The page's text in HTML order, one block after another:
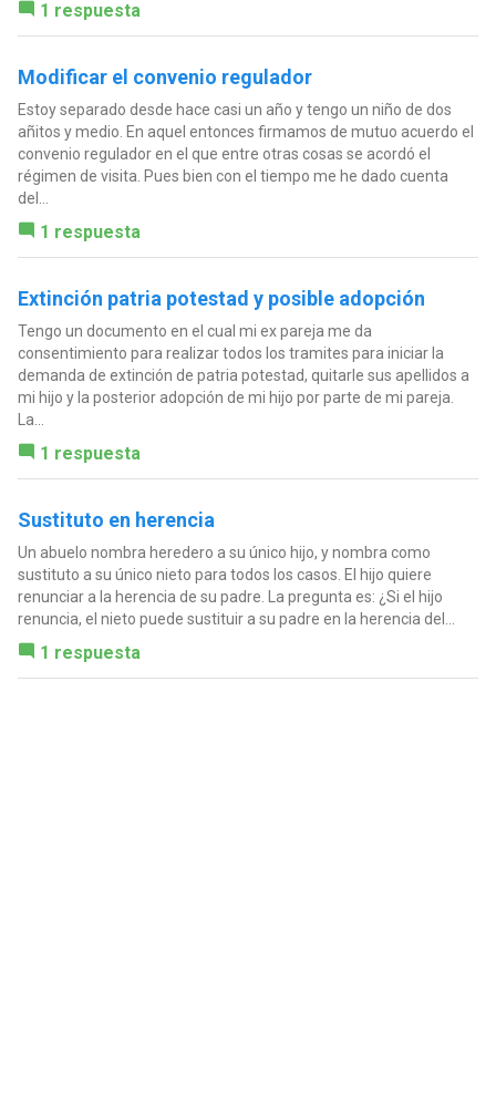
1 respuesta
Modificar el convenio regulador
Estoy separado desde hace casi un año y tengo un niño de dos
añitos y medio. En aquel entonces firmamos de mutuo acuerdo el
convenio regulador en el que entre otras cosas se acordó el
régimen de visita. Pues bien con el tiempo me he dado cuenta
del...
1 respuesta
Extinción patria potestad y posible adopción
Tengo un documento en el cual mi ex pareja me da
consentimiento para realizar todos los tramites para iniciar la
demanda de extinción de patria potestad, quitarle sus apellidos a
mi hijo y la posterior adopción de mi hijo por parte de mi pareja.
La...
1 respuesta
Sustituto en herencia
Un abuelo nombra heredero a su único hijo, y nombra como
sustituto a su único nieto para todos los casos. El hijo quiere
renunciar a la herencia de su padre. La pregunta es: ¿Si el hijo
renuncia, el nieto puede sustituir a su padre en la herencia del...
1 respuesta